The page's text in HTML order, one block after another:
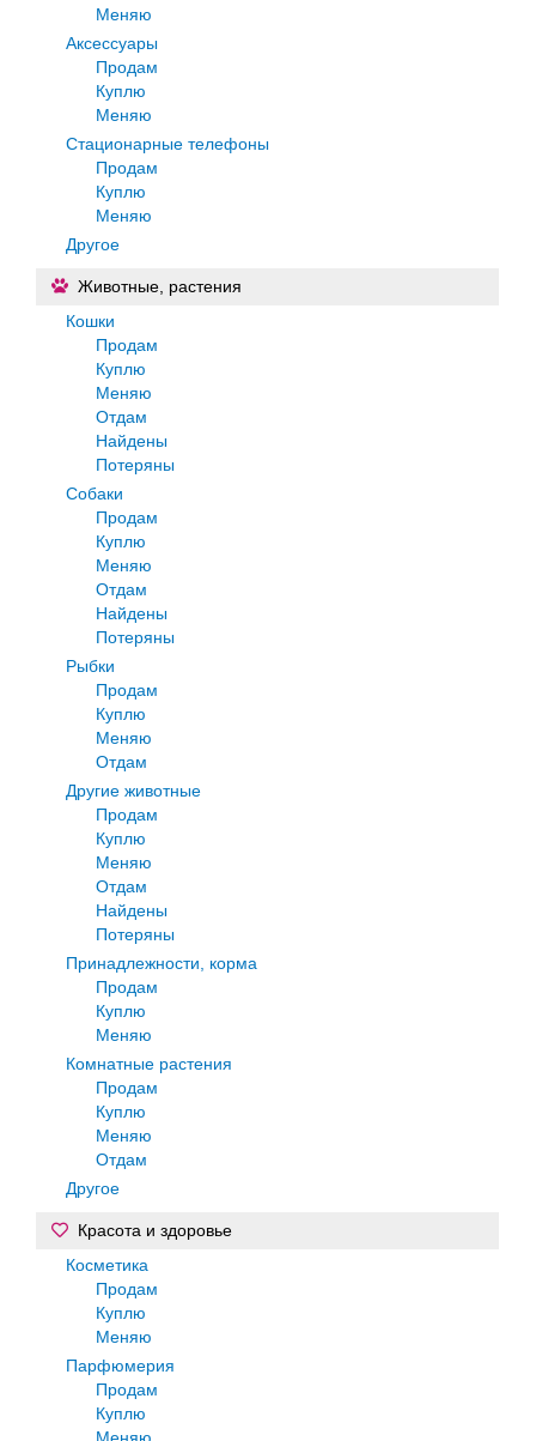
Меняю
Аксессуары
Продам
Куплю
Меняю
Стационарные телефоны
Продам
Куплю
Меняю
Другое
Животные, растения
Кошки
Продам
Куплю
Меняю
Отдам
Найдены
Потеряны
Собаки
Продам
Куплю
Меняю
Отдам
Найдены
Потеряны
Рыбки
Продам
Куплю
Меняю
Отдам
Другие животные
Продам
Куплю
Меняю
Отдам
Найдены
Потеряны
Принадлежности, корма
Продам
Куплю
Меняю
Комнатные растения
Продам
Куплю
Меняю
Отдам
Другое
Красота и здоровье
Косметика
Продам
Куплю
Меняю
Парфюмерия
Продам
Куплю